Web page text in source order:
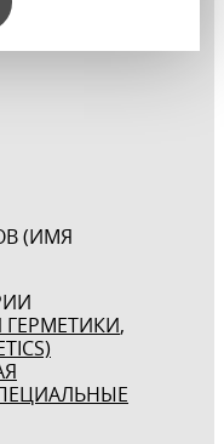
(ИМЯ
,